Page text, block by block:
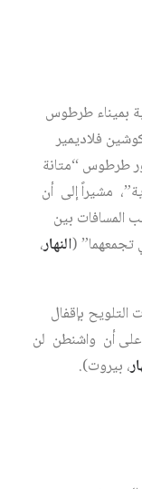
بميناء طرطوس
فلاديمير
طرطوس “متانة
مشيراً إلى أن
المسافات بين
تجمعهما” (النهار،
بإقفال
على أن واشنطن لن
، بيروت).